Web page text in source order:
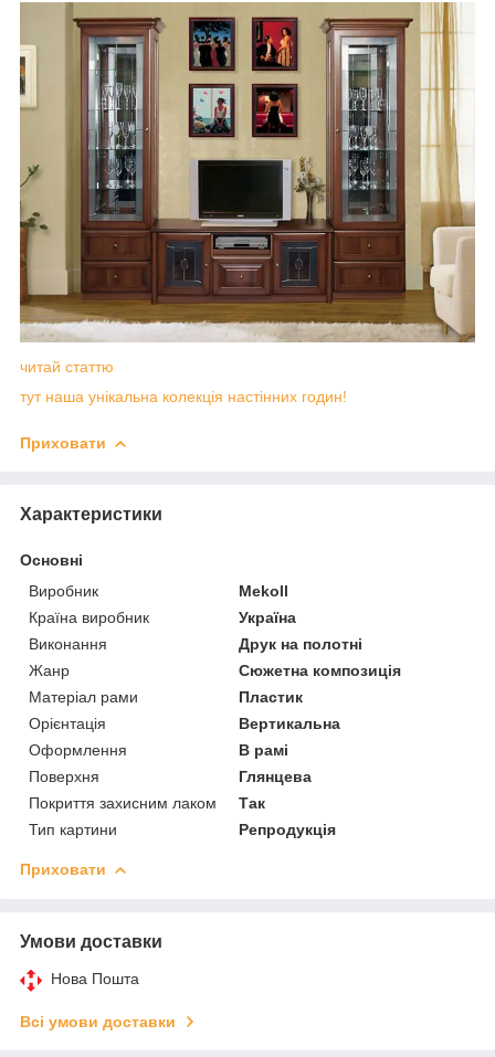
читай статтю
тут наша унікальна колекція настінних годин!
Приховати
Характеристики
Основні
Виробник
Mekoll
Країна виробник
Україна
Виконання
Друк на полотні
Жанр
Сюжетна композиція
Матеріал рами
Пластик
Орієнтація
Вертикальна
Оформлення
В рамі
Поверхня
Глянцева
Покриття захисним лаком
Так
Тип картини
Репродукція
Приховати
Умови доставки
Нова Пошта
Всі умови доставки